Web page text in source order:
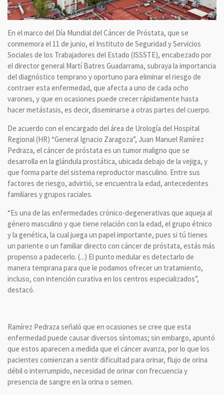
En el marco del Día Mundial del Cáncer de Próstata, que se
conmemora el 11 de junio, el Instituto de Seguridad y Servicios
Sociales de los Trabajadores del Estado (ISSSTE), encabezado por
el director general Martí Batres Guadarrama, subraya la importancia
del diagnóstico temprano y oportuno para eliminar el riesgo de
contraer esta enfermedad, que afecta a uno de cada ocho
varones, y que en ocasiones puede crecer rápidamente hasta
hacer metástasis, es decir, diseminarse a otras partes del cuerpo.
De acuerdo con el encargado del área de Urología del Hospital
Regional (HR) “General Ignacio Zaragoza”, Juan Manuel Ramírez
Pedraza, el cáncer de próstata es un tumor maligno que se
desarrolla en la glándula prostática, ubicada debajo de la vejiga, y
que forma parte del sistema reproductor masculino. Entre sus
factores de riesgo, advirtió, se encuentra la edad, antecedentes
familiares y grupos raciales.
“Es una de las enfermedades crónico-degenerativas que aqueja al
género masculino y que tiene relación con la edad, el grupo étnico
y la genética, la cual juega un papel importante, pues si tú tienes
un pariente o un familiar directo con cáncer de próstata, estás más
propenso a padecerlo. (...) El punto medular es detectarlo de
manera temprana para que le podamos ofrecer un tratamiento,
incluso, con intención curativa en los centros especializados”,
destacó.
Ramírez Pedraza señaló que en ocasiones se cree que esta
enfermedad puede causar diversos síntomas; sin embargo, apuntó
que estos aparecen a medida que el cáncer avanza, por lo que los
pacientes comienzan a sentir dificultad para orinar, flujo de orina
débil o interrumpido, necesidad de orinar con frecuencia y
presencia de sangre en la orina o semen.